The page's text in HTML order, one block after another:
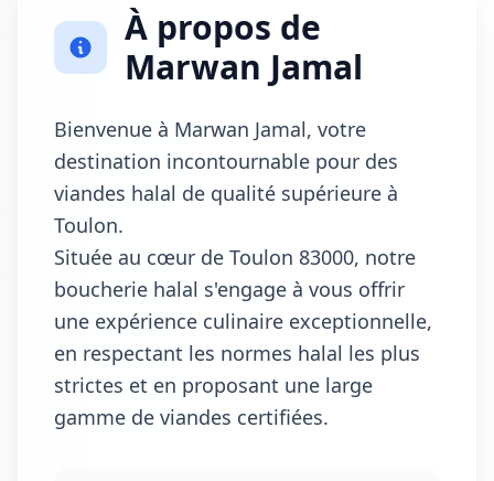
À propos de
Marwan Jamal
Bienvenue à Marwan Jamal, votre
destination incontournable pour des
viandes halal de qualité supérieure à
Toulon.
Située au cœur de Toulon 83000, notre
boucherie halal s'engage à vous offrir
une expérience culinaire exceptionnelle,
en respectant les normes halal les plus
strictes et en proposant une large
gamme de viandes certifiées.